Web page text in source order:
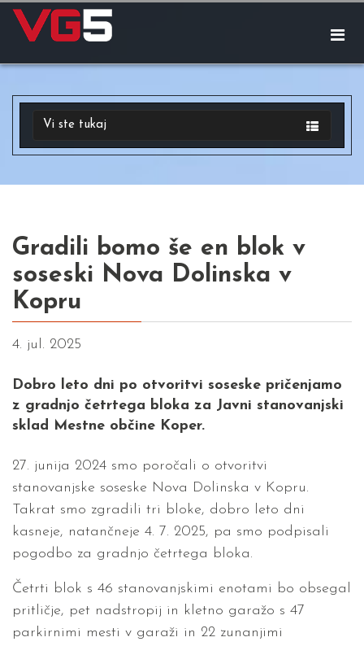
Vi ste tukaj
Gradili bomo še en blok v
soseski Nova Dolinska v
Kopru
4. jul. 2025
Dobro leto dni po otvoritvi soseske pričenjamo
z gradnjo četrtega bloka za Javni stanovanjski
sklad Mestne občine Koper.
27. junija 2024 smo poročali o otvoritvi
stanovanjske soseske Nova Dolinska v Kopru.
Takrat smo zgradili tri bloke, dobro leto dni
kasneje, natančneje 4. 7. 2025, pa smo podpisali
pogodbo za gradnjo četrtega bloka.
Četrti blok s 46 stanovanjskimi enotami bo obsegal
pritličje, pet nadstropij in kletno garažo s 47
parkirnimi mesti v garaži in 22 zunanjimi